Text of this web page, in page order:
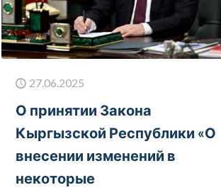
27.06.2025
О принятии Закона
Кыргызской Республики «О
внесении изменений в
некоторые